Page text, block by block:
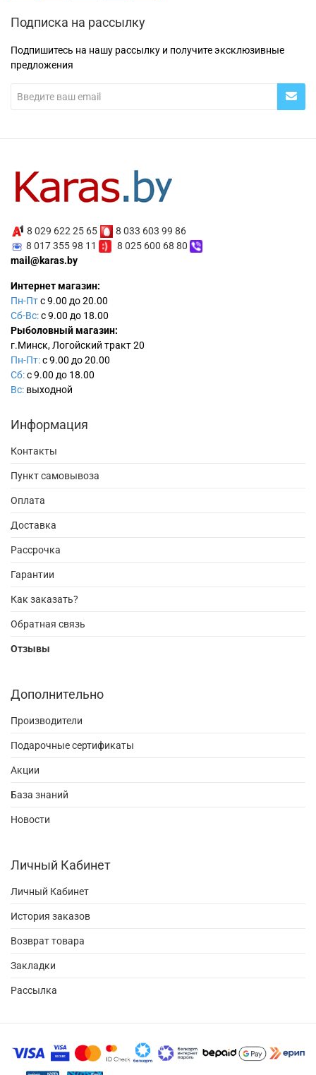
Подписка на рассылку
Подпишитесь на нашу рассылку и получите эксклюзивные
предложения
8 029 622 25 65
8 033 603 99 86
8 017 355 98 11
8 025 600 68 80
mail@karas.by
Интернет магазин:
Пн-Птс 9.00 до 20.00
Сб-Вс:с 9.00 до 18.00
Рыболовный магазин:
г.Минск, Логойский тракт 20
Пн-Пт:с 9.00 до 20.00
Сб:с 9.00 до 18.00
Вс: выходной
Информация
Контакты
Пункт самовывоза
Оплата
Доставка
Рассрочка
Гарантии
Как заказать?
Обратная связь
Отзывы
Дополнительно
Производители
Подарочные сертификаты
Акции
База знаний
Новости
Личный Кабинет
Личный Кабинет
История заказов
Возврат товара
Закладки
Рассылка